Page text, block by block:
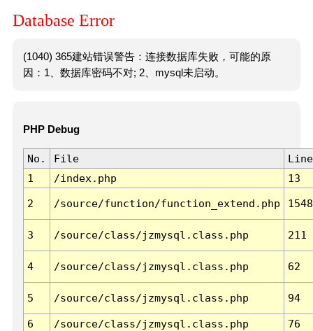
Database Error
(1040) 365建站错误警告：连接数据库失败，可能的原
因：1、数据库密码不对; 2、mysql未启动。
PHP Debug
No. File
Line
1
/index.php 13
2 /source/function/function_extend.php 1548
3 /source/class/jzmysql.class.php 211
4 /source/class/jzmysql.class.php 62
5 /source/class/jzmysql.class.php 94
6 /source/class/jzmysql.class.php 76